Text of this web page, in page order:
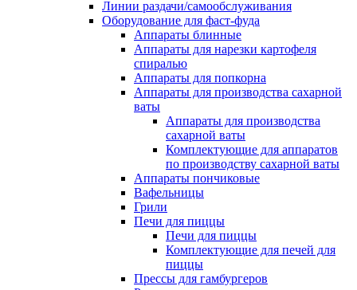
Линии раздачи/самообслуживания
Оборудование для фаст-фуда
Аппараты блинные
Аппараты для нарезки картофеля
спиралью
Аппараты для попкорна
Аппараты для производства сахарной
ваты
Аппараты для производства
сахарной ваты
Комплектующие для аппаратов
по производству сахарной ваты
Аппараты пончиковые
Вафельницы
Грили
Печи для пиццы
Печи для пиццы
Комплектующие для печей для
пиццы
Прессы для гамбургеров